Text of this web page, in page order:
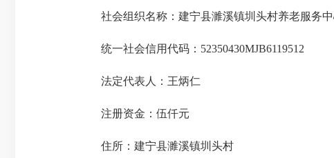
社会组织名称：建宁县濉溪镇圳头村养老服务
统一社会信用代码：52350430MJB6119512
法定代表人：王炳仁
注册资金：伍仟元
住所：建宁县濉溪镇圳头村